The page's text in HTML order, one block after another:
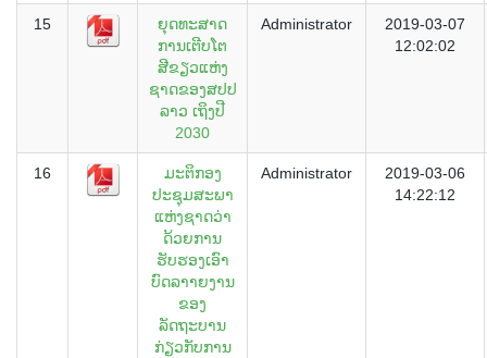
15
ຍຸດທະສາດ
ການເຕີບໂຕ
ສີຂຽວແຫ່ງ
ຊາດຂອງສປປ
ລາວ ເຖິງປີ
2030
Administrator
2019-03-07
12:02:02
16
ມະຕິກອງ
ປະຊຸມສະພາ
ແຫ່ງຊາດວ່າ
ດ້ວຍການ
ຮັບຮອງເອົາ
ບົດລາາຍງານ
ຂອງ
ລັດຖະບານ
ກ່ຽວກັບການ
Administrator
2019-03-06
14:22:12